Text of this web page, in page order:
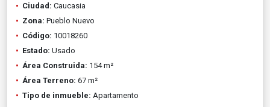
Ciudad: Caucasia
Zona: Pueblo Nuevo
Código: 10018260
Estado: Usado
Área Construida: 154 m²
Área Terreno: 67 m²
Tipo de inmueble: Apartamento